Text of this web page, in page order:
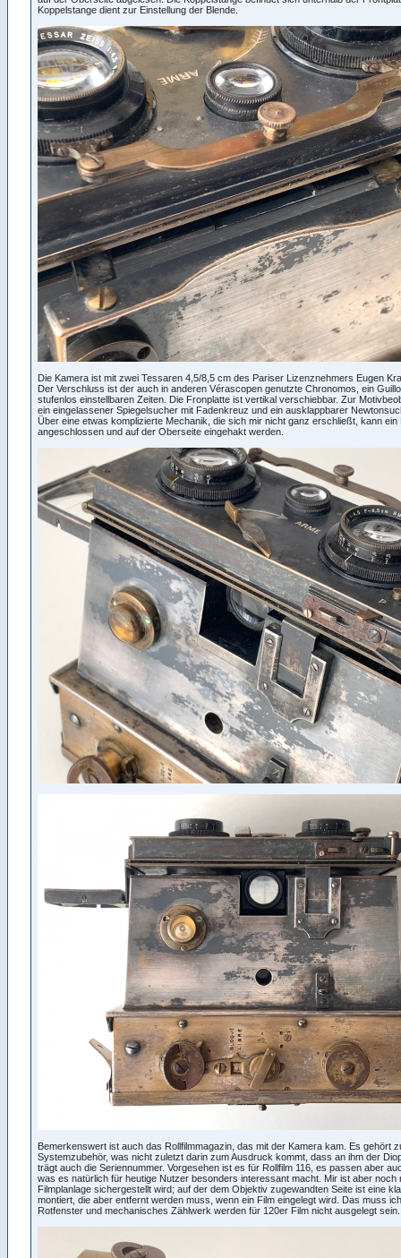
Koppelstange dient zur Einstellung der Blende.
Die Kamera ist mit zwei Tessaren 4,5/8,5 cm des Pariser Lizenznehmers Eugen
Der Verschluss ist der auch in anderen Vérascopen genutzte Chronomos, ein
stufenlos einstellbaren Zeiten. Die Fronplatte ist vertikal verschiebbar. Zur
ein eingelassener Spiegelsucher mit Fadenkreuz und ein ausklappbarer
Über eine etwas komplizierte Mechanik, die sich mir nicht ganz erschließt, kann ein
angeschlossen und auf der Oberseite eingehakt werden.
Bemerkenswert ist auch das Rollfilmmagazin, das mit der Kamera kam. Es gehört
Systemzubehör, was nicht zuletzt darin zum Ausdruck kommt, dass an ihm der
trägt auch die Seriennummer. Vorgesehen ist es für Rollfilm 116, es passen aber
was es natürlich für heutige Nutzer besonders interessant macht. Mir ist aber noch
Filmplanlage sichergestellt wird; auf der dem Objektiv zugewandten Seite ist eine
montiert, die aber entfernt werden muss, wenn ein Film eingelegt wird. Das muss
Rotfenster und mechanisches Zählwerk werden für 120er Film nicht ausgelegt sein.